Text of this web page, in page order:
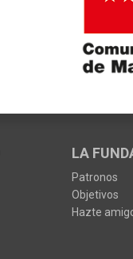
LA
Patronos
Objetivos
Hazte